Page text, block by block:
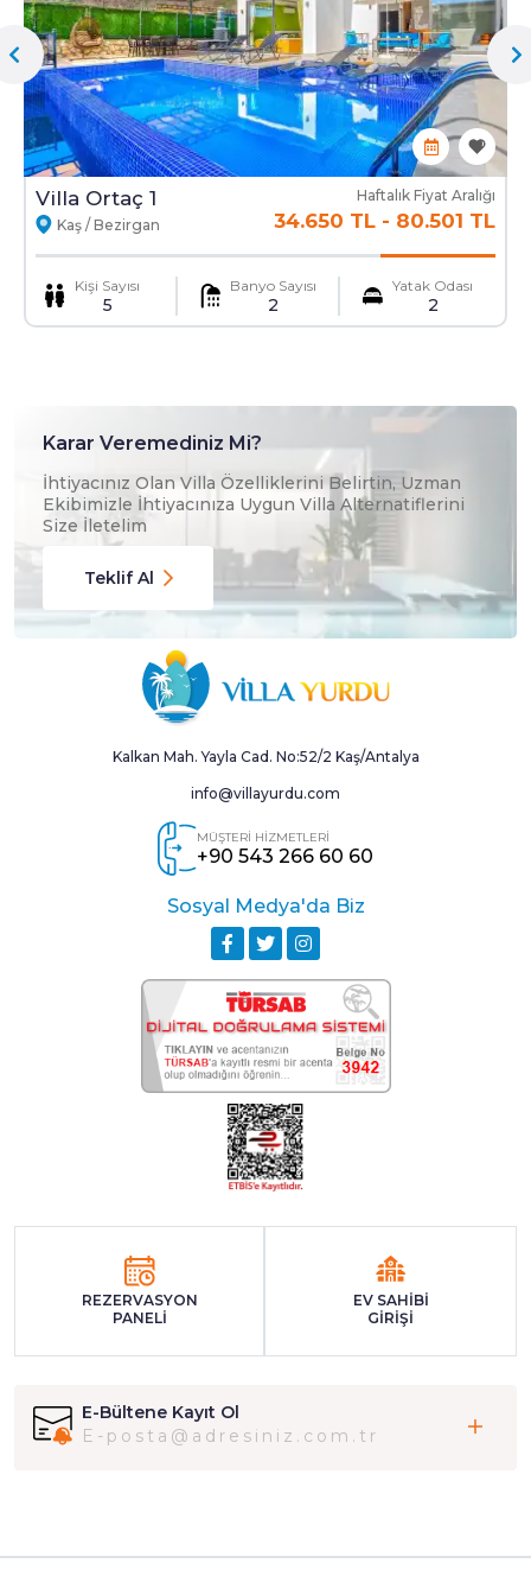
Ekstra Yatak Ekstra Temizlik
Mama Sandalyesi Ulaşım Hizmeti
Villa Ortaç 1
Kaş / Bezirgan
Haftalık Fiyat Aralığı
34.650 TL - 80.501 TL
Kişi Sayısı
5
Banyo Sayısı
2
Yatak Odası
2
Karar Veremediniz Mi?
İhtiyacınız Olan Villa Özelliklerini Belirtin, Uzman
Ekibimizle İhtiyacınıza Uygun Villa Alternatiflerini
Size İletelim
Teklif Al
REZERVASYON
PANELİ
EV SAHİBİ
GİRİŞİ
Kalkan Mah. Yayla Cad. No:52/2 Kaş/Antalya
info@villayurdu.com
MÜŞTERİ HİZMETLERİ
+90 543 266 60 60
Sosyal Medya'da Biz
E-Bültene Kayıt Ol